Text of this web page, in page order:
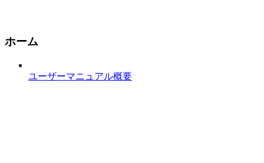
ホーム
ユーザーマニュアル概要